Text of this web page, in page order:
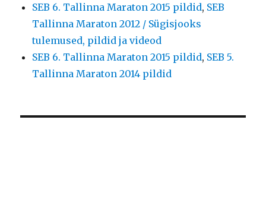
SEB 6. Tallinna Maraton 2015 pildid, SEB
Tallinna Maraton 2012 / Sügisjooks
tulemused, pildid ja videod
SEB 6. Tallinna Maraton 2015 pildid, SEB 5.
Tallinna Maraton 2014 pildid